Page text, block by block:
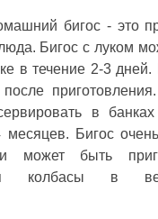
бигос - это
Бигос с луком
в течение 2-3
в
месяцев. Бигос
может быть
колбасы в